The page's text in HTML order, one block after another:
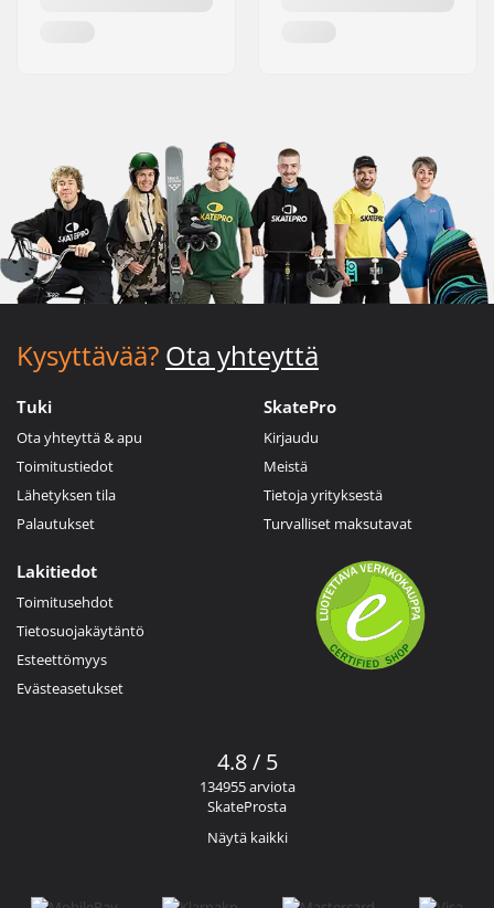
Kysyttävää? Ota yhteyttä
Tuki
Ota yhteyttä & apu
Toimitustiedot
Lähetyksen tila
Palautukset
SkatePro
Kirjaudu
Meistä
Tietoja yrityksestä
Turvalliset maksutavat
Lakitiedot
Toimitusehdot
Tietosuojakäytäntö
Esteettömyys
Evästeasetukset
4.8 / 5
134955 arviota
SkateProsta
Näytä kaikki